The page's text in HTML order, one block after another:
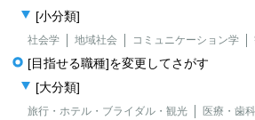
[小分類]
社会学 地域社会 コミュニケーション学
[目指せる職種]を変更してさがす
[大分類]
旅行・ホテル・ブライダル・観光
医療・歯